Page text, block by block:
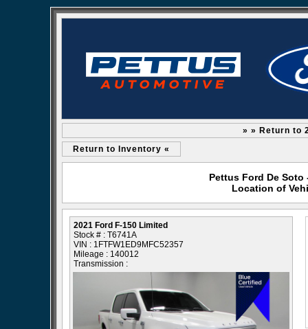
» » Return to
Return to Inventory «
Pettus Ford De Soto
Location of
2021 Ford F-150 Limited
Stock # : T6741A
VIN : 1FTFW1ED9MFC52357
Mileage : 140012
Transmission :